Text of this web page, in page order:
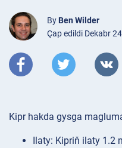
By Ben Wilder
Çap edildi Dekabr
Kipr hakda gysga
Ilaty: Kipriň ilaty 1.2